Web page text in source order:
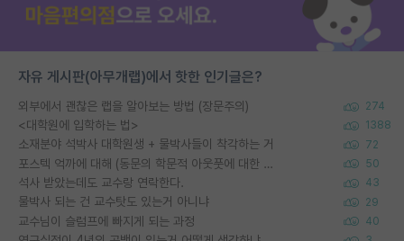
자유 게시판(아무개랩)에서 핫한 인기글은?
외부에서 괜찮은 랩을 알아보는 방법 (장문주의) 274
<대학원에 입학하는 법> 1388
소재분야 석박사 대학원생 + 물박사들이 착각하는 거 72
포스텍 억까에 대해 (동문의 학문적 아웃풋에 대한 반박) 50
석사 받았는데도 교수랑 연락한다. 43
물박사 되는 건 교수탓도 있는거 아니냐 29
교수님이 슬럼프에 빠지게 되는 과정 40